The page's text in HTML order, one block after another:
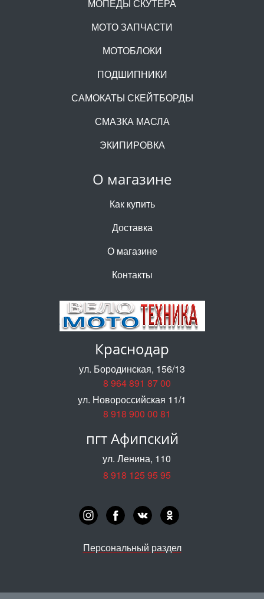
О магазине
Как купить
Доставка
О магазине
Контакты
МОПЕДЫ СКУТЕРА
МОТО ЗАПЧАСТИ
МОТОБЛОКИ
ПОДШИПНИКИ
САМОКАТЫ СКЕЙТБОРДЫ
СМАЗКА МАСЛА
ЭКИПИРОВКА
Краснодар
ул. Бородинская, 156/13
8 964 891 87 00
ул. Новороссийская 11/1
8 918 900 00 81
пгт Афипский
ул. Ленина, 110
8 918 125 95 95
Персональный раздел